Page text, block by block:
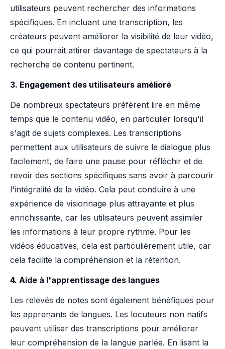
utilisateurs peuvent rechercher des informations
spécifiques. En incluant une transcription, les
créateurs peuvent améliorer la visibilité de leur vidéo,
ce qui pourrait attirer davantage de spectateurs à la
recherche de contenu pertinent.
3. Engagement des utilisateurs amélioré
De nombreux spectateurs préfèrent lire en même
temps que le contenu vidéo, en particulier lorsqu'il
s'agit de sujets complexes. Les transcriptions
permettent aux utilisateurs de suivre le dialogue plus
facilement, de faire une pause pour réfléchir et de
revoir des sections spécifiques sans avoir à parcourir
l'intégralité de la vidéo. Cela peut conduire à une
expérience de visionnage plus attrayante et plus
enrichissante, car les utilisateurs peuvent assimiler
les informations à leur propre rythme. Pour les
vidéos éducatives, cela est particulièrement utile, car
cela facilite la compréhension et la rétention.
4. Aide à l'apprentissage des langues
Les relevés de notes sont également bénéfiques pour
les apprenants de langues. Les locuteurs non natifs
peuvent utiliser des transcriptions pour améliorer
leur compréhension de la langue parlée. En lisant la